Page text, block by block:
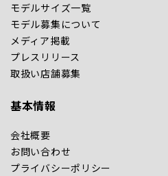
モデルサイズ一覧
モデル募集について
メディア掲載
プレスリリース
取扱い店舗募集
基本情報
会社概要
お問い合わせ
プライバシーポリシー